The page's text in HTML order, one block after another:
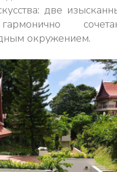
две
окружением.